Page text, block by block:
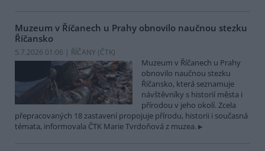
Muzeum v Říčanech u Prahy obnovilo naučnou stezku
Říčansko
5.7.2026 01:06 | ŘÍČANY (ČTK)
Muzeum v Říčanech u Prahy
obnovilo naučnou stezku
Říčansko, která seznamuje
návštěvníky s historií města i
přírodou v jeho okolí. Zcela
přepracovaných 18 zastavení propojuje přírodu, historii i současná
témata, informovala ČTK Marie Tvrdoňová z muzea.